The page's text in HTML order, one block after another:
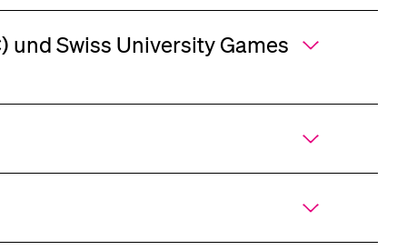
und Swiss University Games